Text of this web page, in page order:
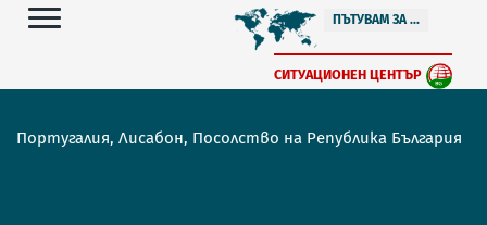
ПЪТУВАМ ЗА ...
СИТУАЦИОНЕН ЦЕНТЪР
Португалия, Лисабон, Посолство на Република България